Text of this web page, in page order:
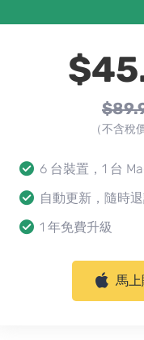
（不含稅
6 台裝置，1 台
自動更新，隨時
1 年免費升級
馬